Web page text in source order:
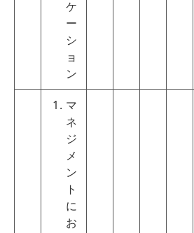
ケ
ー
シ
ョ
ン
マ
ネ
ジ
メ
ン
ト
に
お